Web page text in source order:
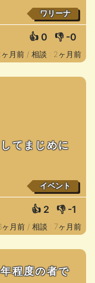
ワリーナ
👍 0 👎 -0
月前 / 相談 : 2ヶ月前
てまじめに
イベント
👍 2 👎 -1
ヶ月前 / 相談 : 7ヶ月前
程度の者で